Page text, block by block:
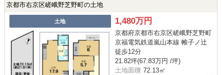
京都市右京区嵯峨野芝野町の土地
土地 1,480万円
京都府京都市右京区嵯峨野芝野町
京福電気鉄道嵐山本線 帷子ノ辻
徒歩12分
21.82坪(67.83万円 /坪)
土地面積 72.13㎡